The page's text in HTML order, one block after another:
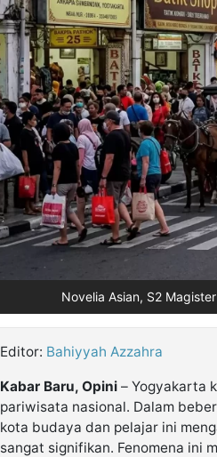
Novelia Asian, S2
Editor: Bahiyyah Azzahra
Kabar Baru, Opini – Yogyakarta
pariwisata nasional. Dalam
kota budaya dan pelajar ini
sangat signifikan. Fenomena ini